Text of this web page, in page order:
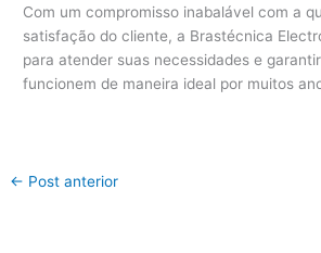
Com um compromisso inabalável com a
satisfação do cliente, a Brastécnica
para atender suas necessidades e
funcionem de maneira ideal por muitos
← Post anterior